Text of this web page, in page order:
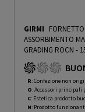
GIRMI
ASSORBIMENTO
GRADING ROCN -
R: Confezione non
O: Accessori principali
C: Estetica prodotto
N: Prodotto